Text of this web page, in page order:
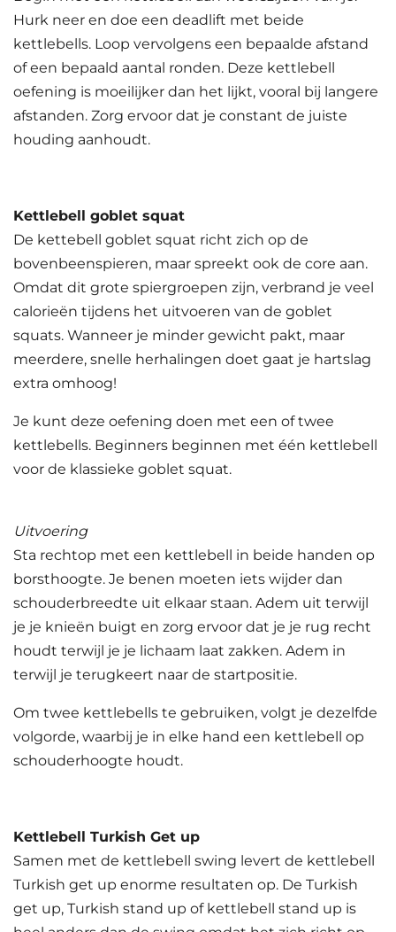
Hurk neer en doe een deadlift met beide
kettlebells. Loop vervolgens een bepaalde afstand
of een bepaald aantal ronden. Deze kettlebell
oefening is moeilijker dan het lijkt, vooral bij langere
afstanden. Zorg ervoor dat je constant de juiste
houding aanhoudt.
Kettlebell goblet squat
De kettebell goblet squat richt zich op de
bovenbeenspieren, maar spreekt ook de core aan.
Omdat dit grote spiergroepen zijn, verbrand je veel
calorieën tijdens het uitvoeren van de goblet
squats. Wanneer je minder gewicht pakt, maar
meerdere, snelle herhalingen doet gaat je hartslag
extra omhoog!
Je kunt deze oefening doen met een of twee
kettlebells. Beginners beginnen met één kettlebell
voor de klassieke goblet squat.
Uitvoering
Sta rechtop met een kettlebell in beide handen op
borsthoogte. Je benen moeten iets wijder dan
schouderbreedte uit elkaar staan. Adem uit terwijl
je je knieën buigt en zorg ervoor dat je je rug recht
houdt terwijl je je lichaam laat zakken. Adem in
terwijl je terugkeert naar de startpositie.
Om twee kettlebells te gebruiken, volgt je dezelfde
volgorde, waarbij je in elke hand een kettlebell op
schouderhoogte houdt.
Kettlebell Turkish Get up
Samen met de kettlebell swing levert de kettlebell
Turkish get up enorme resultaten op. De Turkish
get up, Turkish stand up of kettlebell stand up is